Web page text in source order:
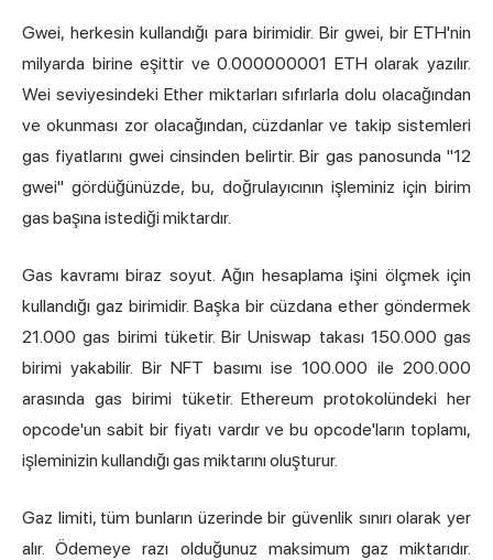
Gwei, herkesin kullandığı para birimidir. Bir gwei, bir ETH'nin
milyarda birine eşittir ve 0.000000001 ETH olarak yazılır.
Wei seviyesindeki Ether miktarları sıfırlarla dolu olacağından
ve okunması zor olacağından, cüzdanlar ve takip sistemleri
gas fiyatlarını gwei cinsinden belirtir. Bir gas panosunda "12
gwei" gördüğünüzde, bu, doğrulayıcının işleminiz için birim
gas başına istediği miktardır.
Gas kavramı biraz soyut. Ağın hesaplama işini ölçmek için
kullandığı gaz birimidir. Başka bir cüzdana ether göndermek
21.000 gas birimi tüketir. Bir Uniswap takası 150.000 gas
birimi yakabilir. Bir NFT basımı ise 100.000 ile 200.000
arasında gas birimi tüketir. Ethereum protokolündeki her
opcode'un sabit bir fiyatı vardır ve bu opcode'ların toplamı,
işleminizin kullandığı gas miktarını oluşturur.
Gaz limiti, tüm bunların üzerinde bir güvenlik sınırı olarak yer
alır. Ödemeye razı olduğunuz maksimum gaz miktarıdır.